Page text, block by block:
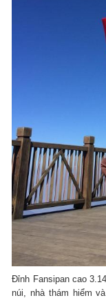
Đỉnh Fansipan cao
núi, nhà thám hiểm